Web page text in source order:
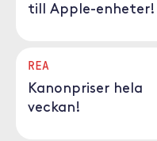
till Apple-enheter!
REA
Kanonpriser hela
veckan!